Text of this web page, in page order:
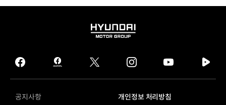
HYUNDAI
GROUP
facebook
hmg
journal
twitter instagram
tv
공지사항
개인정보 처리방침